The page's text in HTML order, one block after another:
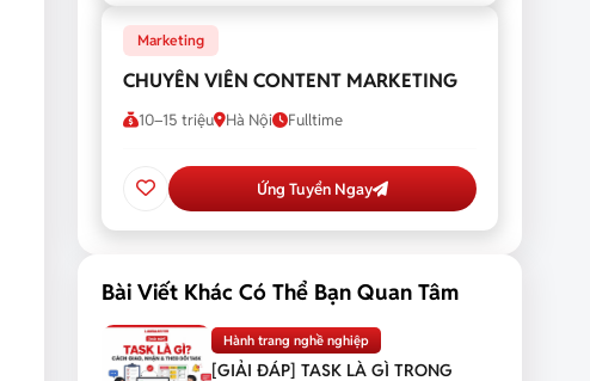
Marketing
CHUYÊN VIÊN CONTENT MARKETING
10–15 triệu Hà Nội Fulltime
Ứng Tuyển Ngay
Bài Viết Khác Có Thể Bạn Quan Tâm
Hành trang nghề nghiệp
[GIẢI ĐÁP] TASK LÀ GÌ TRONG